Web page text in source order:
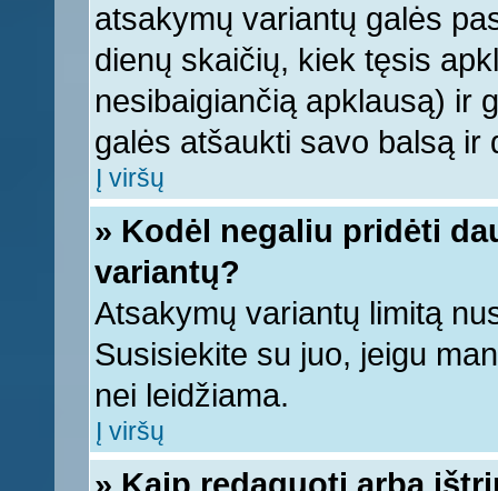
atsakymų variantų galės
dienų skaičių, kiek tęsis
nesibaigiančią apklausą) ir
galės atšaukti savo balsą ir
Į viršų
» Kodėl negaliu pridėti
variantų?
Atsakymų variantų limitą
Susisiekite su juo, jeigu
nei leidžiama.
Į viršų